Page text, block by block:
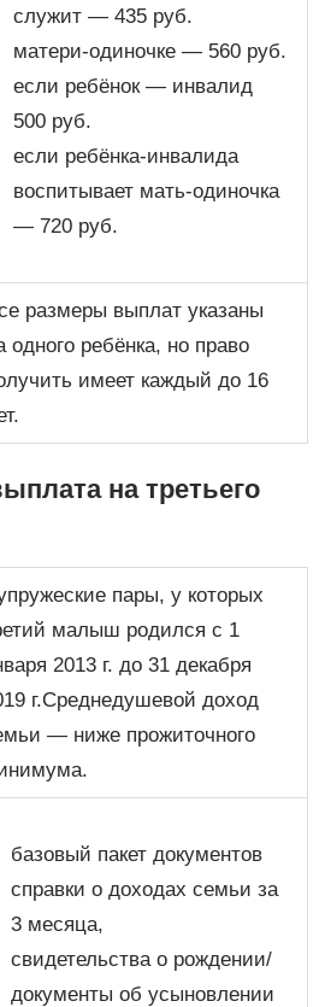
служит — 435 руб.
матери-одиночке — 560 руб.
если ребёнок — инвалид
500 руб.
если ребёнка-инвалида
воспитывает мать-одиночка
— 720 руб.
размеры выплат указаны
одного ребёнка, но право
имеет каждый до 16
на третьего
пары, у которых
малыш родился с 1
2013 г. до 31 декабря
г.Среднедушевой доход
— ниже прожиточного
базовый пакет документов
справки о доходах семьи за
3 месяца,
свидетельства о рождении/
документы об усыновлении